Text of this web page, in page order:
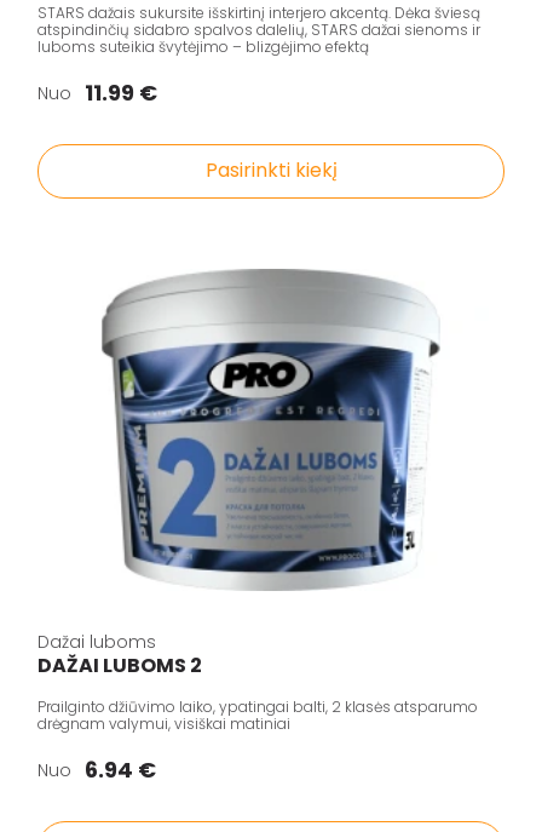
STARS dažais sukursite išskirtinį interjero akcentą. Dėka šviesą
atspindinčių sidabro spalvos dalelių, STARS dažai sienoms ir
luboms suteikia švytėjimo – blizgėjimo efektą
Nuo 11.99 €
Pasirinkti kiekį
Dažai luboms
DAŽAI LUBOMS 2
Prailginto džiūvimo laiko, ypatingai balti, 2 klasės atsparumo
drėgnam valymui, visiškai matiniai
Nuo 6.94 €